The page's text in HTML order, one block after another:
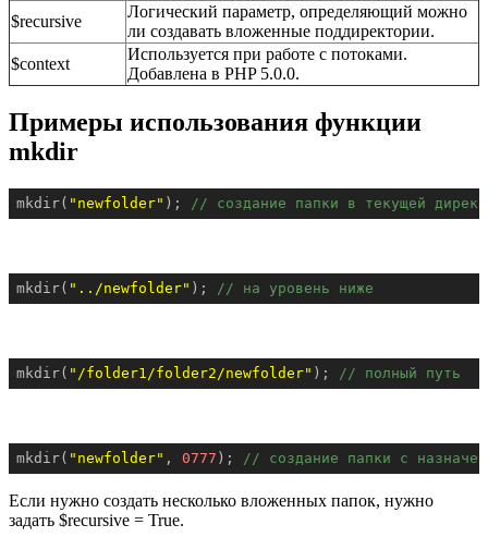
$recursive
Логический параметр, определяющий можно
ли создавать вложенные поддиректории.
$context
Используется при работе с потоками.
Добавлена в PHP 5.0.0.
Примеры использования функции
mkdir
mkdir( "newfolder" ); // создание папки в текущей
mkdir( "../newfolder" ); // на уровень ниже
mkdir( "/folder1/folder2/newfolder" ); // полный путь
mkdir( "newfolder" , 0777 ); // создание папки с
Если нужно создать несколько вложенных папок, нужно
задать $recursive = True.